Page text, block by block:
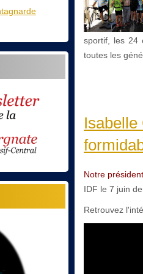
sportif, les 24
toutes les
Isabelle
Notre
IDF le 7 juin
Retrouvez